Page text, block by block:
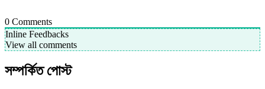
0 Comments
Inline Feedbacks
View all comments
সম্পর্কিত পোস্ট